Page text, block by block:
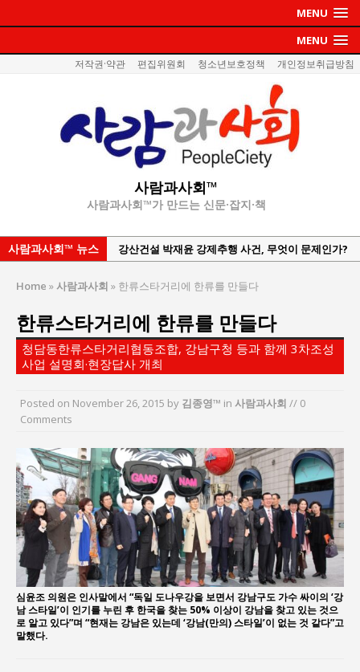
MENU
MENU
저작권·약관 편집위원회 청소년보호정책 개인정보취급방침
사람과사회™
사람과사회™가 만드는 신문·잡지·책
사람과사회™ 뉴스
강산건설 박재윤 강제추행 사건, 무엇이 문제인가?
세미나 개최
서효석 충청향우회중앙회 총재 취임 논란 확산
지방의회 공약은 ‘빛 좋은 개살구’인가?
“엄마의 절박함과 ‘실무형 정치인’으로 생활정치 실
김종대, “현대전, 강한 군대도 약해질 수 있다”
이홍원 작가, 생활문화상품 4종 판매
통일 지향 2국가론: 한반도 평화의 새로운 길
Home »사람과사회 » 한류스타거리에 한류를 만들다
한류스타거리에 한류를 만들다
청담동한류스타거리협동조합, 강남구청 등과 함께 3차조성
사업 설명회·현장답사 개최
Posted on November 26, 2015 by 김종영™ in 사람과사회 // 0
Comments
심윤조 의원은 인사말에서 “독일 도나우강을 보면서 강남구도 가수 싸이의 ‘강
남 스타일’이 인기를 누린 후 한국을 찾는 50% 이상이 강남을 찾고 있는 것으
로 알고 있다”며 “현재는 강남은 있는데 ‘강남(만의) 스타일’이 없는 것 같다”고
말했다.